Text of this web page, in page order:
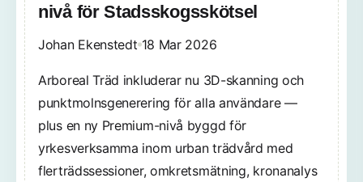
nivå för Stadsskogsskötsel
Johan Ekenstedt 18 Mar 2026
Arboreal Träd inkluderar nu 3D-skanning och
punktmolnsgenerering för alla användare —
plus en ny Premium-nivå byggd för
yrkesverksamma inom urban trädvård med
flerträdssessioner, omkretsmätning, kronanalys